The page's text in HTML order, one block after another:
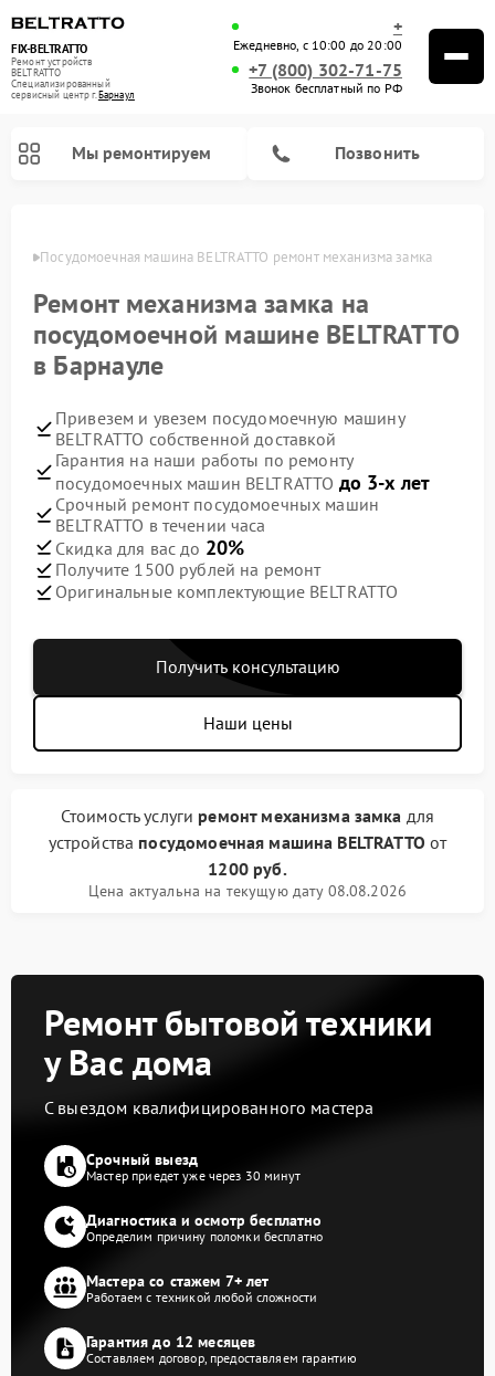
FIX-BELTRATTO
Ремонт устройств
BELTRATTO
Специализированный
cервисный центр г.Барнаул
+
Ежедневно, с 10:00 до 20:00
+7 (800) 302-71-75
Звонок бесплатный по РФ
Мы ремонтируем Позвонить
Посудомоечная машина BELTRATTO ремонт механизма замка
Ремонт механизма замка на
посудомоечной машине BELTRATTO
в Барнауле
Привезем и увезем посудомоечную машину
BELTRATTO собственной доставкой
Гарантия на наши работы по ремонту
посудомоечных машин BELTRATTO до 3-х лет
Срочный ремонт посудомоечных машин
BELTRATTO в течении часа
Скидка для вас до 20%
Получите 1500 рублей на ремонт
Оригинальные комплектующие BELTRATTO
Получить консультацию
Наши цены
Стоимость услуги ремонт механизма замка для
устройства посудомоечная машина BELTRATTO от
1200 руб.
Цена актуальна на текущую дату 08.08.2026
Ремонт бытовой техники
у Вас дома
С выездом квалифицированного мастера
Срочный выезд
Мастер приедет уже через 30 минут
Диагностика и осмотр бесплатно
Определим причину поломки бесплатно
Мастера со стажем 7+ лет
Работаем с техникой любой сложности
Гарантия до 12 месяцев
Составляем договор, предоставляем гарантию